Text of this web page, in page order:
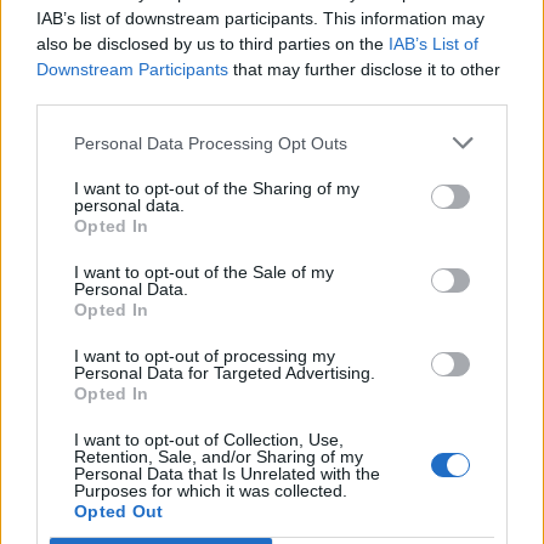
IAB’s list of downstream participants. This information may
also be disclosed by us to third parties on the IAB’s List of
Downstream Participants that may further disclose it to other
Personal Data Processing Opt Outs
I want to opt-out of the Sharing of my
personal data.
Opted In
I want to opt-out of the Sale of my
Personal Data.
Opted In
I want to opt-out of processing my
Personal Data for Targeted Advertising.
Opted In
I want to opt-out of Collection, Use,
Retention, Sale, and/or Sharing of my
Personal Data that Is Unrelated with the
Purposes for which it was collected.
Opted Out
manje kalorija. Neke znanstvene studije pokazale su da
određeni probiotici u kiselom kupusu smanjuju količinu
Jača kosti
Vitamin K2 u kiselom kupusu igra važnu ulogu u očuvanju
proteina koja se vežu za kalcij, glavni mineral koji se nalazi
u kostima, a jedno istraživanje dokazalo je da ovaj vitamin
smanjuje rizik od prijeloma kralježnice, kuka i fraktura
ostalih kostiju za 60 do 81 posto.
Kako se kiseli kupus kod kuće?
Prije kiseljenja kupusa potrebno je uzgojiti ili kupiti